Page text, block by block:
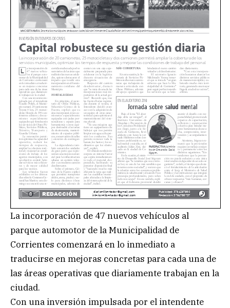
La incorporación de 47 nuevos vehículos al
parque automotor de la Municipalidad de
Corrientes comenzará en lo inmediato a
traducirse en mejoras concretas para cada una de
las áreas operativas que diariamente trabajan en la
ciudad.
Con una inversión impulsada por el intendente